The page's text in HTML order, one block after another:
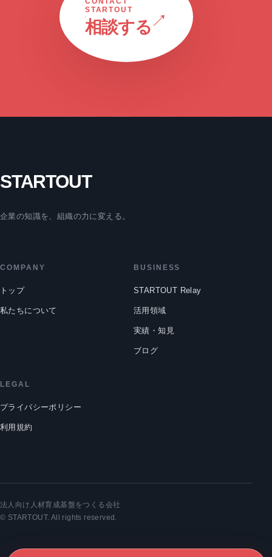
STARTOUT
相談する↗
STARTOUT
企業の知識を、組織の力に変える。
COMPANY
トップ
私たちについて
BUSINESS
STARTOUT Relay
活用領域
実績・知見
ブログ
LEGAL
プライバシーポリシー
利用規約
法人向け人材育成基盤をつくる会社
© STARTOUT. All rights reserved.